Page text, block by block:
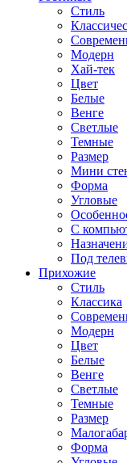
Стиль
Модерн
Хай-тек
Цвет
Белые
Венге
Светлые
Темные
Размер
Мини
Форма
Угловые
С
Под
Прихожие
Стиль
Классика
Модерн
Цвет
Белые
Венге
Светлые
Темные
Размер
Форма